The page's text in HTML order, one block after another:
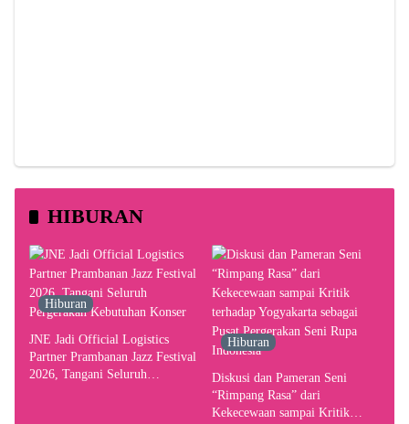
HIBURAN
Hiburan
JNE Jadi Official Logistics
Partner Prambanan Jazz Festival
2026, Tangani Seluruh
Hiburan
Diskusi dan Pameran Seni
“Rimpang Rasa” dari
Kekecewaan sampai Kritik